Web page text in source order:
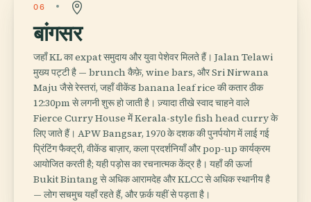
06
बांगसर
जहाँ KL का expat समुदाय और युवा पेशेवर मिलते हैं। Jalan Telawi
मुख्य पट्टी है — brunch कैफ़े, wine bars, और Sri Nirwana
Maju जैसे रेस्तरां, जहाँ वीकेंड banana leaf rice की कतार ठीक
12:30pm से लगनी शुरू हो जाती है। ज़्यादा तीखे स्वाद चाहने वाले
Fierce Curry House में Kerala-style fish head curry के
लिए जाते हैं। APW Bangsar, 1970 के दशक की पुनर्पयोग में लाई गई
प्रिंटिंग फैक्ट्री, वीकेंड बाज़ार, कला प्रदर्शनियाँ और pop-up कार्यक्रम
आयोजित करती है; यही पड़ोस का रचनात्मक केंद्र है। यहाँ की ऊर्जा
Bukit Bintang से अधिक आरामदेह और KLCC से अधिक स्थानीय है
— लोग सचमुच यहाँ रहते हैं, और फ़र्क यहीं से पड़ता है।